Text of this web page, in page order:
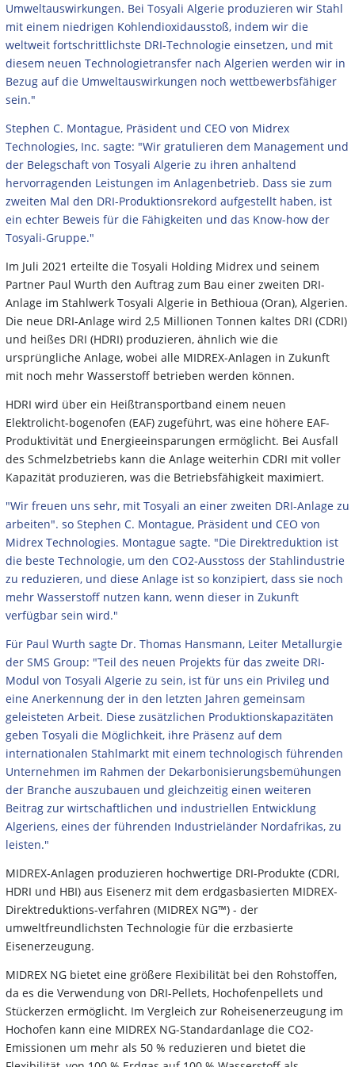
Umweltauswirkungen. Bei Tosyali Algerie produzieren wir Stahl
mit einem niedrigen Kohlendioxidausstoß, indem wir die
weltweit fortschrittlichste DRI-Technologie einsetzen, und mit
diesem neuen Technologietransfer nach Algerien werden wir in
Bezug auf die Umweltauswirkungen noch wettbewerbsfähiger
sein."
Stephen C. Montague, Präsident und CEO von Midrex
Technologies, Inc. sagte: "Wir gratulieren dem Management und
der Belegschaft von Tosyali Algerie zu ihren anhaltend
hervorragenden Leistungen im Anlagenbetrieb. Dass sie zum
zweiten Mal den DRI-Produktionsrekord aufgestellt haben, ist
ein echter Beweis für die Fähigkeiten und das Know-how der
Tosyali-Gruppe."
Im Juli 2021 erteilte die Tosyali Holding Midrex und seinem
Partner Paul Wurth den Auftrag zum Bau einer zweiten DRI-
Anlage im Stahlwerk Tosyali Algerie in Bethioua (Oran), Algerien.
Die neue DRI-Anlage wird 2,5 Millionen Tonnen kaltes DRI (CDRI)
und heißes DRI (HDRI) produzieren, ähnlich wie die
ursprüngliche Anlage, wobei alle MIDREX-Anlagen in Zukunft
mit noch mehr Wasserstoff betrieben werden können.
HDRI wird über ein Heißtransportband einem neuen
Elektrolicht-bogenofen (EAF) zugeführt, was eine höhere EAF-
Produktivität und Energieeinsparungen ermöglicht. Bei Ausfall
des Schmelzbetriebs kann die Anlage weiterhin CDRI mit voller
Kapazität produzieren, was die Betriebsfähigkeit maximiert.
"Wir freuen uns sehr, mit Tosyali an einer zweiten DRI-Anlage zu
arbeiten". so Stephen C. Montague, Präsident und CEO von
Midrex Technologies. Montague sagte. "Die Direktreduktion ist
die beste Technologie, um den CO2-Ausstoss der Stahlindustrie
zu reduzieren, und diese Anlage ist so konzipiert, dass sie noch
mehr Wasserstoff nutzen kann, wenn dieser in Zukunft
verfügbar sein wird."
Für Paul Wurth sagte Dr. Thomas Hansmann, Leiter Metallurgie
der SMS Group: "Teil des neuen Projekts für das zweite DRI-
Modul von Tosyali Algerie zu sein, ist für uns ein Privileg und
eine Anerkennung der in den letzten Jahren gemeinsam
geleisteten Arbeit. Diese zusätzlichen Produktionskapazitäten
geben Tosyali die Möglichkeit, ihre Präsenz auf dem
internationalen Stahlmarkt mit einem technologisch führenden
Unternehmen im Rahmen der Dekarbonisierungsbemühungen
der Branche auszubauen und gleichzeitig einen weiteren
Beitrag zur wirtschaftlichen und industriellen Entwicklung
Algeriens, eines der führenden Industrieländer Nordafrikas, zu
leisten."
MIDREX-Anlagen produzieren hochwertige DRI-Produkte (CDRI,
HDRI und HBI) aus Eisenerz mit dem erdgasbasierten MIDREX-
Direktreduktions-verfahren (MIDREX NG™) - der
umweltfreundlichsten Technologie für die erzbasierte
Eisenerzeugung.
MIDREX NG bietet eine größere Flexibilität bei den Rohstoffen,
da es die Verwendung von DRI-Pellets, Hochofenpellets und
Stückerzen ermöglicht. Im Vergleich zur Roheisenerzeugung im
Hochofen kann eine MIDREX NG-Standardanlage die CO2-
Emissionen um mehr als 50 % reduzieren und bietet die